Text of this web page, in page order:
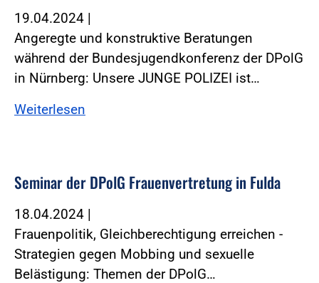
19.04.2024 |
Angeregte und konstruktive Beratungen
während der Bundesjugendkonferenz der DPolG
in Nürnberg: Unsere JUNGE POLIZEI ist…
Weiterlesen
Seminar der DPolG Frauenvertretung in Fulda
18.04.2024 |
Frauenpolitik, Gleichberechtigung erreichen -
Strategien gegen Mobbing und sexuelle
Belästigung: Themen der DPolG…